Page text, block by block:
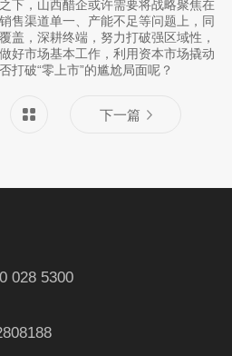
下，山西醋企或许需要将战略聚焦在
售渠道单一、产能不足等问题上，同
盖，深耕终端，努力打破强区域性，
好市场基本工作，利用资本市场撬动
打破“零上市”的尴尬局面呢？
下一篇
028 5300